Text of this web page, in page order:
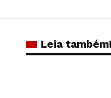
Leia também!